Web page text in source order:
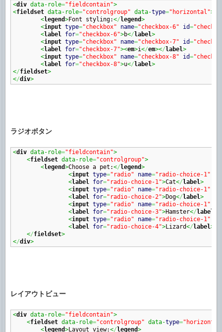
<div data-role="fieldcontain">
<fieldset data-role="controlgroup" data-type="horizontal">
<legend>Font styling:</legend>
<input type="checkbox" name="checkbox-6" id=
<label for="checkbox-6">b</label>
<input type="checkbox" name="checkbox-7" id=
<label for="checkbox-7"><em>i</em></label>
<input type="checkbox" name="checkbox-8" id=
<label for="checkbox-8">u</label>
</fieldset>
</div>
ラジオボタン
<div data-role="fieldcontain">
<fieldset data-role="controlgroup">
<legend>Choose a pet:</legend>
<input type="radio" name="radio-choice-1"
<label for="radio-choice-1">Cat</label>
<input type="radio" name="radio-choice-1"
<label for="radio-choice-2">Dog</label>
<input type="radio" name="radio-choice-1"
<label for="radio-choice-3">Hamster</label
<input type="radio" name="radio-choice-1"
<label for="radio-choice-4">Lizard</label>
</fieldset>
</div>
レイアウトビュー
<div data-role="fieldcontain">
<fieldset data-role="controlgroup" data-type=
<legend>Layout view:</legend>